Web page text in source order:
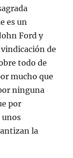
es un
Ford y
de
todo de
mucho que
ninguna
por
unos
la